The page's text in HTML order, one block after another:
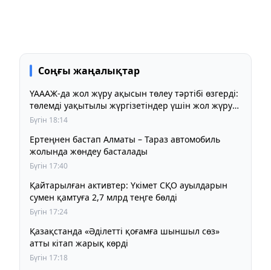
Соңғы жаңалықтар
ҮАААЖ-да жол жүру ақысын төлеу тәртібі өзгерді:
төлемді уақытылы жүргізетіндер үшін жол жүру
құны бұрынғы деңгейде сақталады
Бүгін 18:14
Ертеңнен бастап Алматы – Тараз автомобиль
жолында жөндеу басталады
Бүгін 17:40
Қайтарылған активтер: Үкімет СҚО ауылдарын
сумен қамтуға 2,7 млрд теңге бөлді
Бүгін 17:24
Қазақстанда «Әділетті қоғамға шыншыл сөз»
атты кітап жарық көрді
Бүгін 17:18